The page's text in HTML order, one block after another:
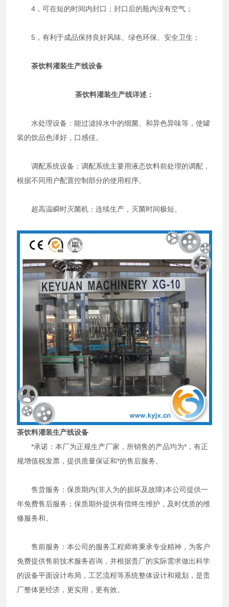
4，可在短的时间内封口；封口后的瓶内没有空气；
5，有利于成品保持良好风味、绿色环保、安全卫生；
茶饮料灌装生产线设备
茶饮料灌装生产线详述：
水处理设备：能过滤掉水中的细菌、和异色异味等，使罐
装的饮品色泽好，口感佳。
调配系统设备：调配系统主要用液态饮料前处理的调配，
根据不同用户配置控制部分的使用程序。
超高温瞬时灭菌机：连续生产，灭菌时间极短。
茶饮料灌装生产线设备
*承诺：本厂为正规生产厂家，所销售的产品均为*，有正
规增值税发票，提供质量保证和*的售后服务。
售货服务：保质期内(非人为的损坏及故障)本公司提供一
年免费售后服务；保质期外提供有偿终生维护，及时优质的维
修服务和。
售前服务：本公司的服务工程师将秉承专业精神，为客户
免费提供售前技术服务咨询，并根据贵厂的实际需求做出科学
的设备平面设计布局，工艺流程等系统整体设计和规划，是贵
厂整体更经济，更实用，更有效。